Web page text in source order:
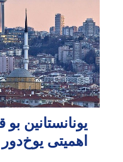
یونانستانین بو
اهمیتی یوخ‌دور